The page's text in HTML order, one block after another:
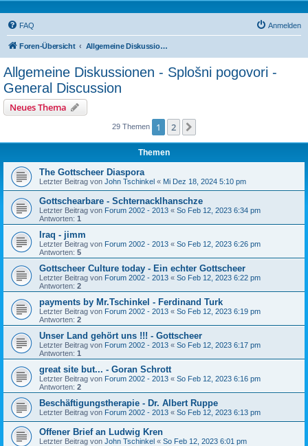
FAQ Anmelden
Foren-Übersicht Allgemeine Diskussionen - Splošni pogovori - General Discussion
Allgemeine Diskussionen - Splošni pogovori -
General Discussion
Neues Thema
29 Themen 1 2
Themen
The Gottscheer Diaspora
Letzter Beitrag von John Tschinkel « Mi Dez 18, 2024 5:10 pm
Gottschearbare - Schternacklhanschze
Letzter Beitrag von Forum 2002 - 2013 « So Feb 12, 2023 6:34 pm
Antworten: 1
Iraq - jimm
Letzter Beitrag von Forum 2002 - 2013 « So Feb 12, 2023 6:26 pm
Antworten: 5
Gottscheer Culture today - Ein echter Gottscheer
Letzter Beitrag von Forum 2002 - 2013 « So Feb 12, 2023 6:22 pm
Antworten: 2
payments by Mr.Tschinkel - Ferdinand Turk
Letzter Beitrag von Forum 2002 - 2013 « So Feb 12, 2023 6:19 pm
Antworten: 2
Unser Land gehört uns !!! - Gottscheer
Letzter Beitrag von Forum 2002 - 2013 « So Feb 12, 2023 6:17 pm
Antworten: 1
great site but... - Goran Schrott
Letzter Beitrag von Forum 2002 - 2013 « So Feb 12, 2023 6:16 pm
Antworten: 2
Beschäftigungstherapie - Dr. Albert Ruppe
Letzter Beitrag von Forum 2002 - 2013 « So Feb 12, 2023 6:13 pm
Offener Brief an Ludwig Kren
Letzter Beitrag von John Tschinkel « So Feb 12, 2023 6:01 pm